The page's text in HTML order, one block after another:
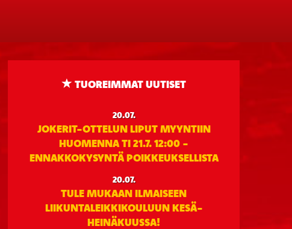
TUOREIMMAT UUTISET
20.07.
JOKERIT-OTTELUN LIPUT MYYNTIIN
HUOMENNA TI 21.7. 12:00 -
ENNAKKOKYSYNTÄ POIKKEUKSELLISTA
20.07.
TULE MUKAAN ILMAISEEN
LIIKUNTALEIKKIKOULUUN KESÄ-
HEINÄKUUSSA!